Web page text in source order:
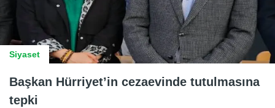
Siyaset
Başkan Hürriyet’in cezaevinde tutulmasına
tepki